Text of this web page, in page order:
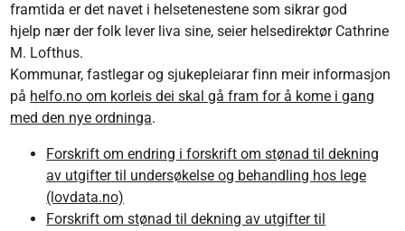
framtida er det navet i helsetenestene som sikrar god
hjelp nær der folk lever liva sine, seier helsedirektør Cathrine
M. Lofthus.
Kommunar, fastlegar og sjukepleiarar finn meir informasjon
på helfo.no om korleis dei skal gå fram for å kome i gang
med den nye ordninga.
Forskrift om endring i forskrift om stønad til dekning
av utgifter til undersøkelse og behandling hos lege
(lovdata.no)
Forskrift om stønad til dekning av utgifter til